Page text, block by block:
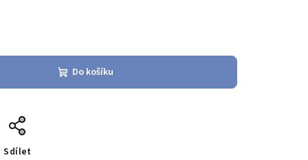
Do košíku
Sdílet